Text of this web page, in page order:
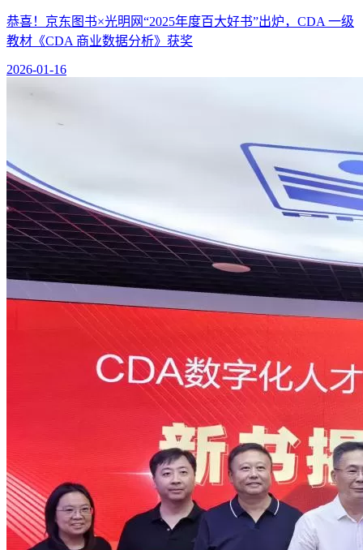
恭喜！京东图书×光明网“2025年度百大好书”出炉，CDA 一级
教材《CDA 商业数据分析》获奖
2026-01-16